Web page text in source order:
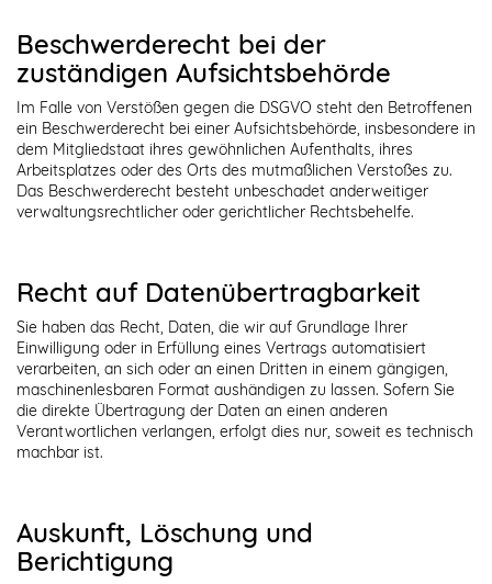
Beschwerde­recht bei der
zuständigen Aufsichts­behörde
Im Falle von Verstößen gegen die DSGVO steht den Betroffenen
ein Beschwerderecht bei einer Aufsichtsbehörde, insbesondere in
dem Mitgliedstaat ihres gewöhnlichen Aufenthalts, ihres
Arbeitsplatzes oder des Orts des mutmaßlichen Verstoßes zu.
Das Beschwerderecht besteht unbeschadet anderweitiger
verwaltungsrechtlicher oder gerichtlicher Rechtsbehelfe.
Recht auf Daten­übertrag­barkeit
Sie haben das Recht, Daten, die wir auf Grundlage Ihrer
Einwilligung oder in Erfüllung eines Vertrags automatisiert
verarbeiten, an sich oder an einen Dritten in einem gängigen,
maschinenlesbaren Format aushändigen zu lassen. Sofern Sie
die direkte Übertragung der Daten an einen anderen
Verantwortlichen verlangen, erfolgt dies nur, soweit es technisch
machbar ist.
Auskunft, Löschung und
Berichtigung